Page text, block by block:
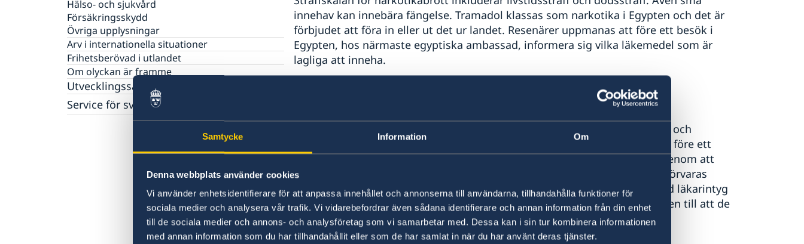
Samtycke Information Om
Denna webbplats använder cookies
Vi använder enhetsidentifierare för att anpassa innehållet och annonserna till användarna, tillhandahålla funktioner för
sociala medier och analysera vår trafik. Vi vidarebefordrar även sådana identifierare och annan information från din enhet
till de sociala medier och annons- och analysföretag som vi samarbetar med. Dessa kan i sin tur kombinera informationen
med annan information som du har tillhandahållit eller som de har samlat in när du har använt deras tjänster.
Namnändring
Juridisk hjälp i utlandet
Ekonomiskt nödställd
Hälso- och sjukvård
Försäkringsskydd
Övriga upplysningar
Arv i internationella situationer
Frihetsberövad i utlandet
Om olyckan är framme
Utvecklingssamarbete
Service för svenska företag
Anmäla handelshinder
innehav kan innebära fängelse. Tramadol klassas som narkotika i Egypten och det är
förbjudet att föra in eller ut det ur landet. Resenärer uppmanas att före ett besök i
Egypten, hos närmaste egyptiska ambassad, informera sig vilka läkemedel som är
lagliga att inneha.
Generellt gäller att ej narkotikaklassade läkemedel, avsedda för eget bruk och
ordinerade av en läkare, kan medtas till Egypten. Resenärer uppmanas att före ett
besök i Egypten informera sig vilka läkemedel som är lagliga att inneha genom att
kontakta
. Receptbelagda mediciner ska förvaras
i originalförpackning, märkt med användarens namn. Du bör också ta med läkarintyg
där det framgår att medhavda mediciner är avsedda för dig och där orsaken till att de
behöver tas med på resan framgår.